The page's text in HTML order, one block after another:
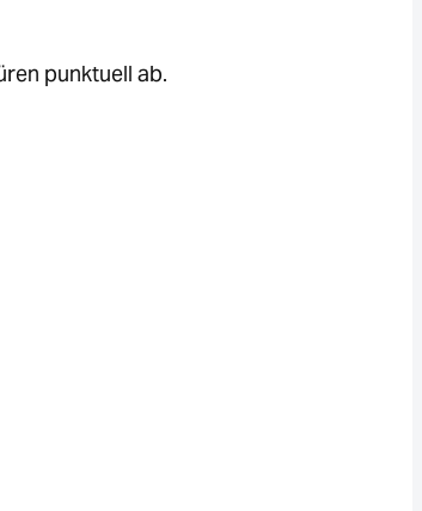
punktuell ab.